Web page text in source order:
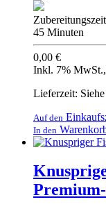
Zubereitungszeit
45 Minuten
0,00 €
Inkl. 7% MwSt.,
Lieferzeit: Siehe
Auf den
In den